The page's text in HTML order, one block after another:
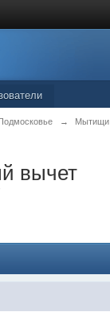
→ Мытищи
вычет